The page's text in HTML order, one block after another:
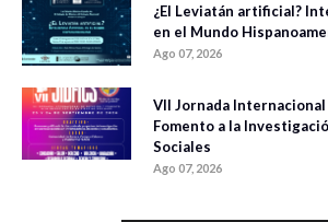
¿El Leviatán artificial?
en el Mundo
Ago 07, 2026
VII Jornada
Fomento a la
Sociales
Ago 07, 2026